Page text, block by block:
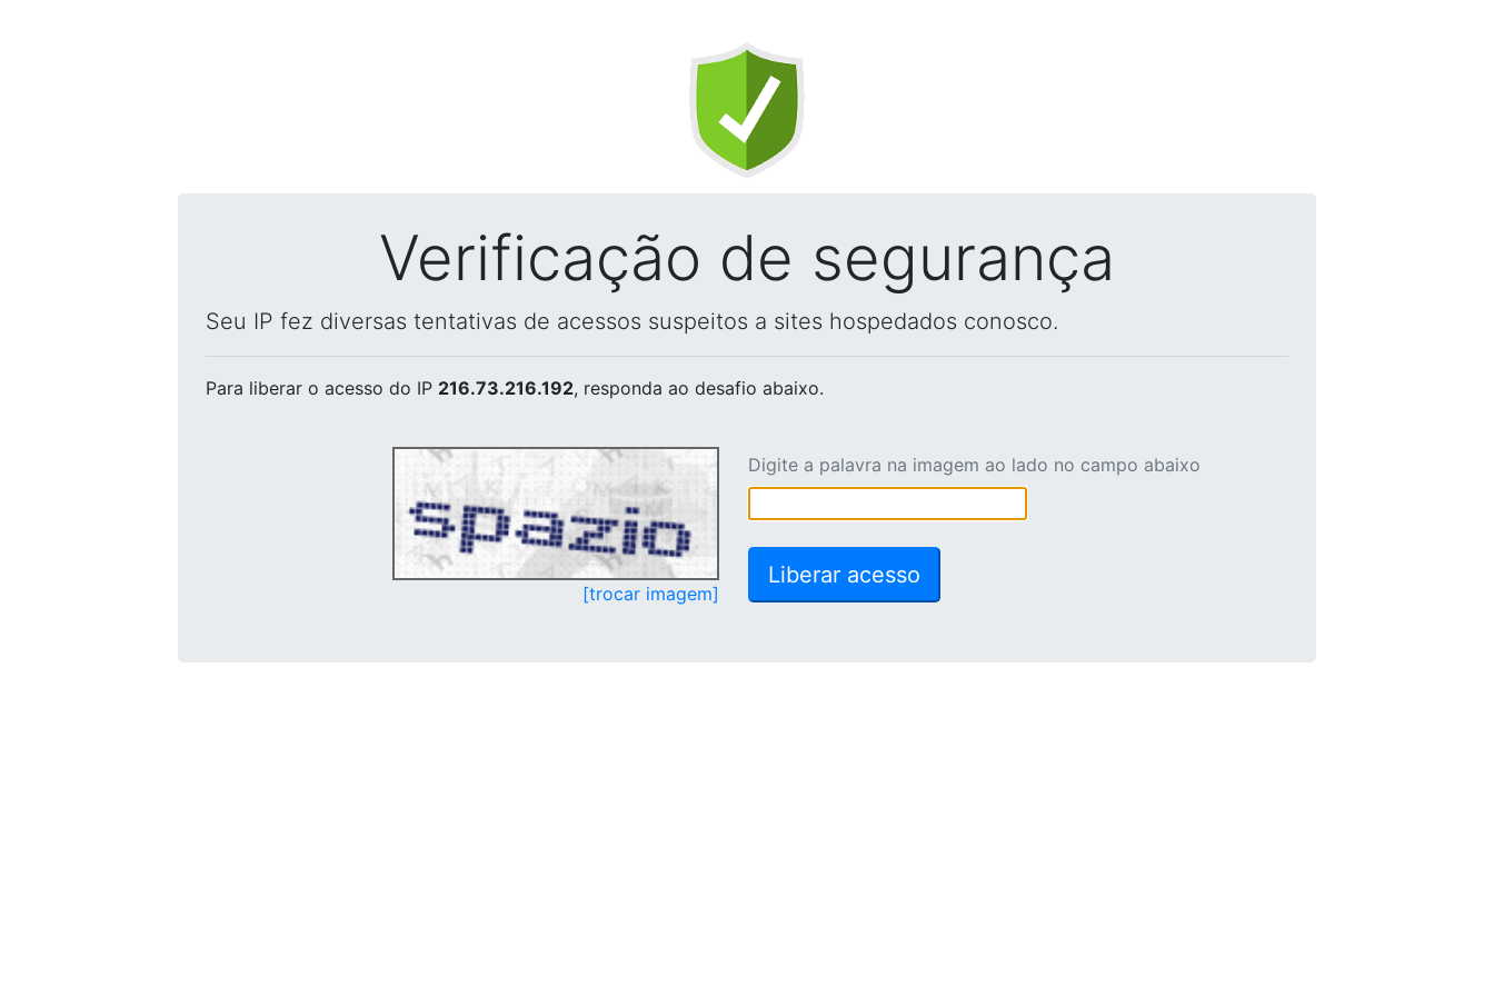
Verificação de segurança
Seu IP fez diversas tentativas de acessos suspeitos a sites hospedados conosco.
Para liberar o acesso do IP 216.73.216.192, responda ao desafio abaixo.
[trocar imagem]
Digite a palavra na imagem ao lado no campo abaixo